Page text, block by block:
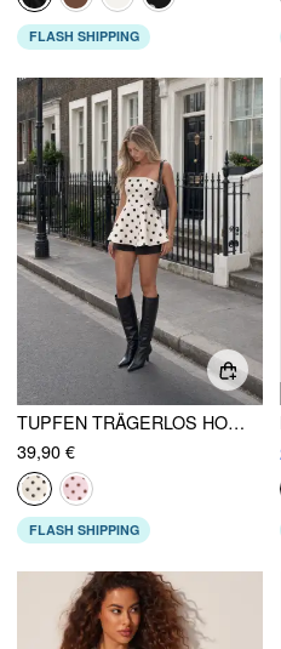
FLASH SHIPPING
TUPFEN TRÄGERLOS HOCHTAILLIERT COLORBLOCK PEPLUM STRAMPLER
39,90 €
FLASH SHIPPING